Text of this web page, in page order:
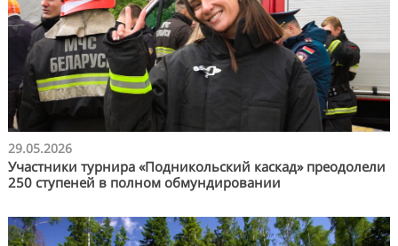
29.05.2026
Участники турнира «Подникольский каскад» преодолели
250 ступеней в полном обмундировании